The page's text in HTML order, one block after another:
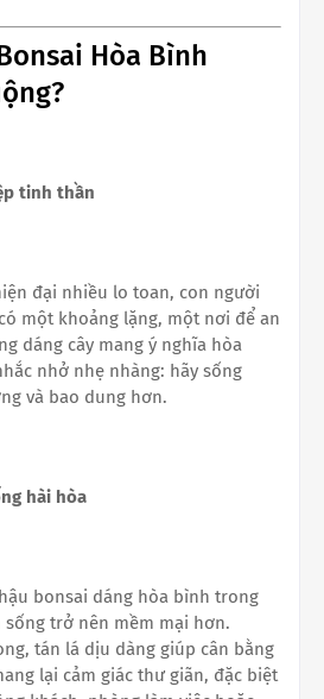
Hòa Bình
tinh thần
đại nhiều lo toan, con người
một khoảng lặng, một nơi để an
dáng cây mang ý nghĩa hòa
nhở nhẹ nhàng: hãy sống
và bao dung hơn.
hài hòa
bonsai dáng hòa bình trong
sống trở nên mềm mại hơn.
tán lá dịu dàng giúp cân bằng
lại cảm giác thư giãn, đặc biệt